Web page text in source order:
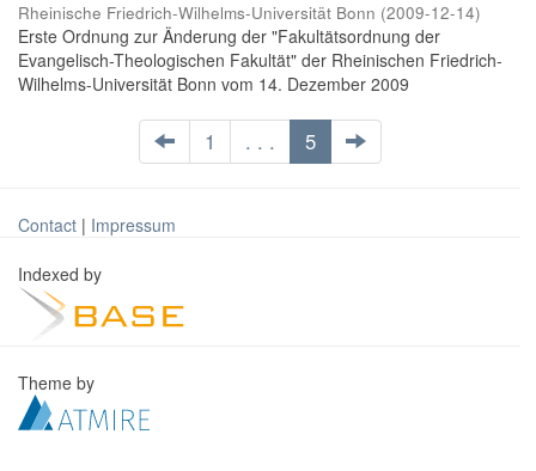
Rheinische Friedrich-Wilhelms-Universität Bonn (2009-12-14)
Erste Ordnung zur Änderung der "Fakultätsordnung der
Evangelisch-Theologischen Fakultät" der Rheinischen Friedrich-
Wilhelms-Universität Bonn vom 14. Dezember 2009
1 . . . 5
Contact | Impressum
Indexed by
Theme by